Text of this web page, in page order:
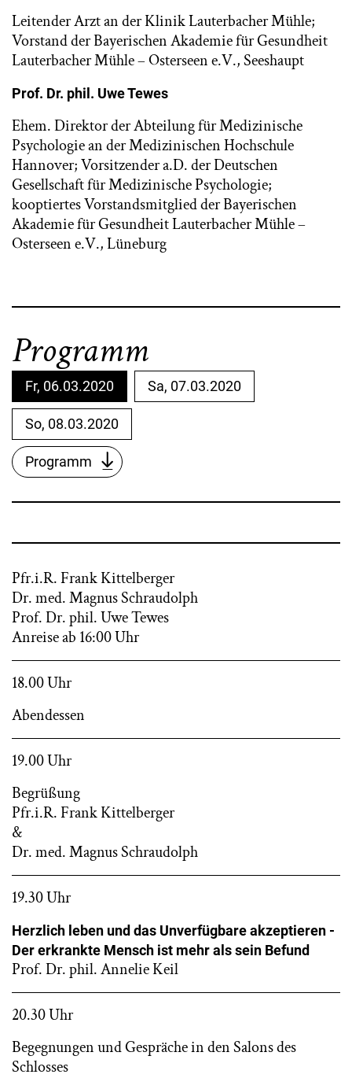
Leitender Arzt an der Klinik Lauterbacher Mühle;
Vorstand der Bayerischen Akademie für Gesundheit
Lauterbacher Mühle – Osterseen e.V., Seeshaupt
Prof. Dr. phil. Uwe Tewes
Ehem. Direktor der Abteilung für Medizinische
Psychologie an der Medizinischen Hochschule
Hannover; Vorsitzender a.D. der Deutschen
Gesellschaft für Medizinische Psychologie;
kooptiertes Vorstandsmitglied der Bayerischen
Akademie für Gesundheit Lauterbacher Mühle –
Osterseen e.V., Lüneburg
Programm
Fr, 06.03.2020 Sa, 07.03.2020
So, 08.03.2020
Programm
Pfr.i.R. Frank Kittelberger
Dr. med. Magnus Schraudolph
Prof. Dr. phil. Uwe Tewes
Anreise ab 16:00 Uhr
18.00 Uhr
Abendessen
19.00 Uhr
Begrüßung
Pfr.i.R. Frank Kittelberger
&
Dr. med. Magnus Schraudolph
19.30 Uhr
Herzlich leben und das Unverfügbare akzeptieren -
Der erkrankte Mensch ist mehr als sein Befund
Prof. Dr. phil. Annelie Keil
20.30 Uhr
Begegnungen und Gespräche in den Salons des
Schlosses